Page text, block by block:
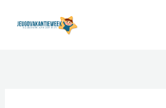
naar